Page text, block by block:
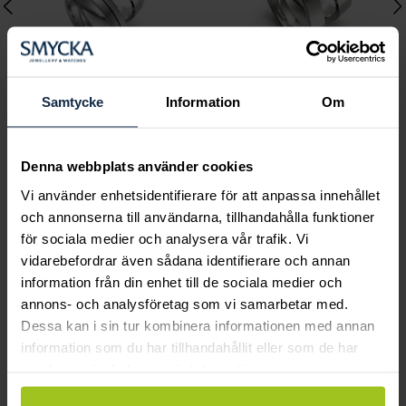
Samtycke Information Om
Denna webbplats använder cookies
Vi använder enhetsidentifierare för att anpassa innehållet
och annonserna till användarna, tillhandahålla funktioner
för sociala medier och analysera vår trafik. Vi
vidarebefordrar även sådana identifierare och annan
information från din enhet till de sociala medier och
annons- och analysföretag som vi samarbetar med.
Dessa kan i sin tur kombinera informationen med annan
information som du har tillhandahållit eller som de har
C31544-5K vitguld
Pris
21 470 kr
21 470 kr
C41500-4K vitguld
Pris
:20 900 kr
20 900 kr
Andra köpte också